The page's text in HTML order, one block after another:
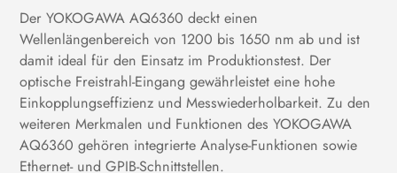
Der YOKOGAWA AQ6360 deckt einen
Wellenlängenbereich von 1200 bis 1650 nm ab und ist
damit ideal für den Einsatz im Produktionstest. Der
optische Freistrahl-Eingang gewährleistet eine hohe
Einkopplungseffizienz und Messwiederholbarkeit. Zu den
weiteren Merkmalen und Funktionen des YOKOGAWA
AQ6360 gehören integrierte Analyse-Funktionen sowie
Ethernet- und GPIB-Schnittstellen.